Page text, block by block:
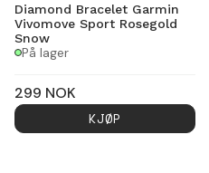
Diamond Bracelet Garmin
Vivomove Sport Rosegold
Snow
På lager
299 NOK
KJØP